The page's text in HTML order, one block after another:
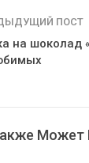
ПОСТ
на шоколад
Может